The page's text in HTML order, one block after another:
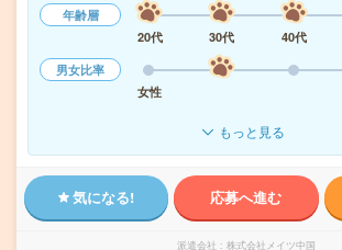
年齢層
20代
30代 40代
男女比率
女性
もっと見る
気になる! 応募へ進む
派遣会社 株式会社メイツ中国